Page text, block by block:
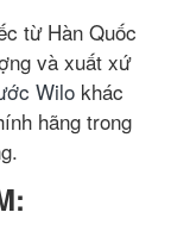
từ Hàn Quốc
và xuất xứ
Wilo khác
hãng trong